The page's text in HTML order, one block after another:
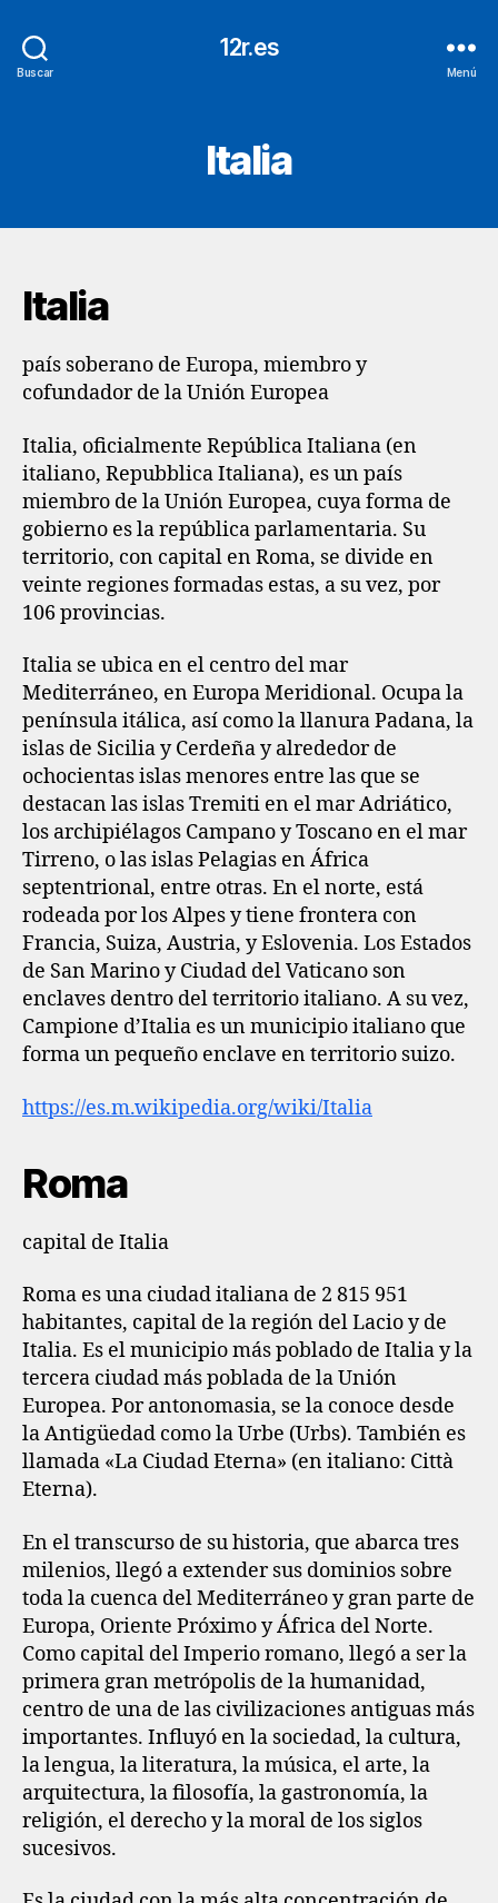
Buscar
12r.es
Menú
Italia
Italia
país soberano de Europa, miembro y
cofundador de la Unión Europea
Italia, oficialmente República Italiana (en
italiano, Repubblica Italiana), es un país
miembro de la Unión Europea, cuya forma de
gobierno es la república parlamentaria. Su
territorio, con capital en Roma, se divide en
veinte regiones formadas estas, a su vez, por
106 provincias.
Italia se ubica en el centro del mar
Mediterráneo, en Europa Meridional. Ocupa la
península itálica, así como la llanura Padana, la
islas de Sicilia y Cerdeña y alrededor de
ochocientas islas menores entre las que se
destacan las islas Tremiti en el mar Adriático,
los archipiélagos Campano y Toscano en el mar
Tirreno, o las islas Pelagias en África
septentrional, entre otras. En el norte, está
rodeada por los Alpes y tiene frontera con
Francia, Suiza, Austria, y Eslovenia. Los Estados
de San Marino y Ciudad del Vaticano son
enclaves dentro del territorio italiano. A su vez,
Campione d’Italia es un municipio italiano que
forma un pequeño enclave en territorio suizo.
https://es.m.wikipedia.org/wiki/Italia
Roma
capital de Italia
Roma es una ciudad italiana de 2 815 951
habitantes, capital de la región del Lacio y de
Italia. Es el municipio más poblado de Italia y la
tercera ciudad más poblada de la Unión
Europea. Por antonomasia, se la conoce desde
la Antigüedad como la Urbe (Urbs). También es
llamada «La Ciudad Eterna» (en italiano: Città
Eterna).
En el transcurso de su historia, que abarca tres
milenios, llegó a extender sus dominios sobre
toda la cuenca del Mediterráneo y gran parte de
Europa, Oriente Próximo y África del Norte.
Como capital del Imperio romano, llegó a ser la
primera gran metrópolis de la humanidad,
centro de una de las civilizaciones antiguas más
importantes. Influyó en la sociedad, la cultura,
la lengua, la literatura, la música, el arte, la
arquitectura, la filosofía, la gastronomía, la
religión, el derecho y la moral de los siglos
sucesivos.